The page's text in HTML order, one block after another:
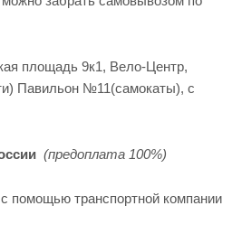
площадь 9к1, Вело-Центр,
Павильон №11(cамокаты), с
(предоплата 100%)
помощью транспортной компании